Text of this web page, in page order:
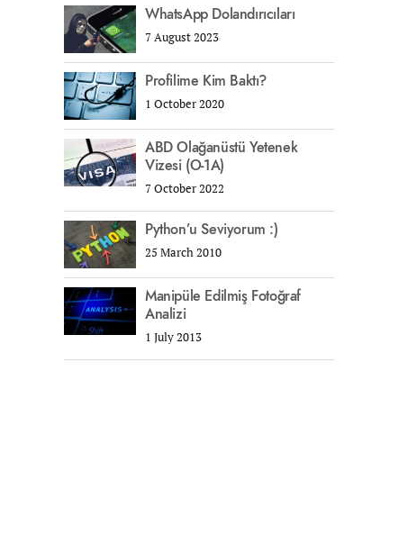
WhatsApp Dolandırıcıları
7 August 2023
Profilime Kim Baktı?
1 October 2020
ABD Olağanüstü Yetenek
Vizesi (O-1A)
7 October 2022
Python’u Seviyorum :)
25 March 2010
Manipüle Edilmiş Fotoğraf
Analizi
1 July 2013